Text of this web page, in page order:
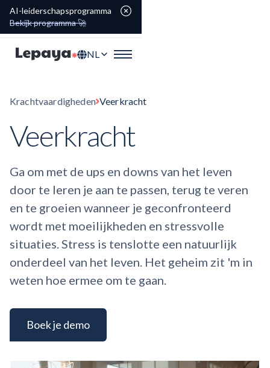
AI-leiderschapsprogramma
Bekijk programma 🚀
NL
Krachtvaardigheden Veerkracht
Veerkracht
Ga om met de ups en downs van het leven
door te leren je aan te passen, terug te veren
en te groeien wanneer je geconfronteerd
wordt met moeilijkheden en stressvolle
situaties. Stress is tenslotte een natuurlijk
onderdeel van het leven. Het geheim zit 'm in
weten hoe ermee om te gaan.
Boek je demo